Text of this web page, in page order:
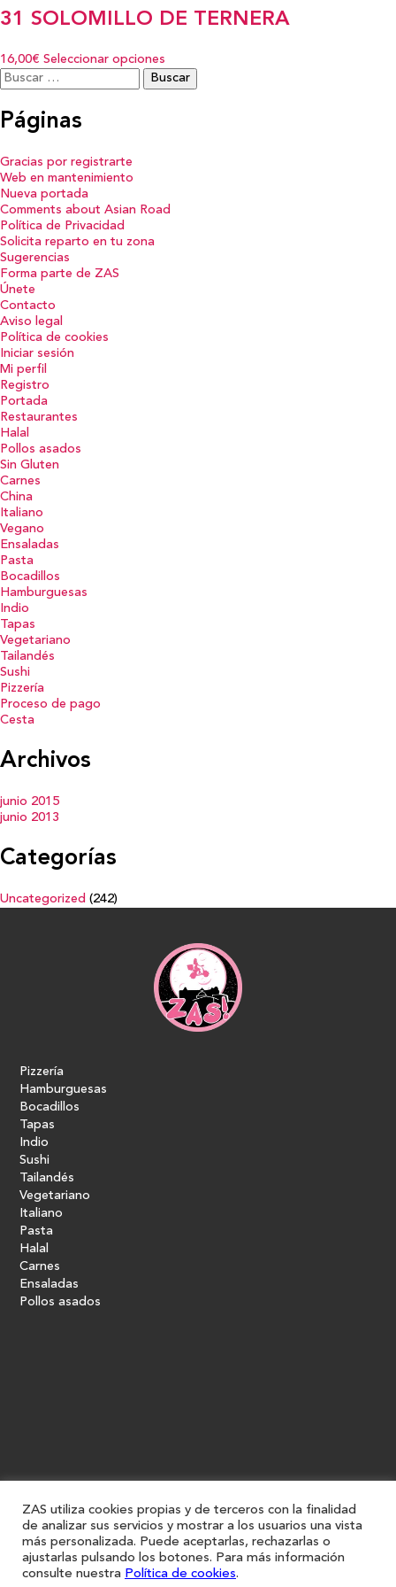
31 SOLOMILLO DE TERNERA
16,00€ Seleccionar opciones
Buscar:
Páginas
Gracias por registrarte
Web en mantenimiento
Nueva portada
Comments about Asian Road
Política de Privacidad
Solicita reparto en tu zona
Sugerencias
Forma parte de ZAS
Únete
Contacto
Aviso legal
Política de cookies
Iniciar sesión
Mi perfil
Registro
Portada
Restaurantes
Halal
Pollos asados
Sin Gluten
Carnes
China
Italiano
Vegano
Ensaladas
Pasta
Bocadillos
Hamburguesas
Indio
Tapas
Vegetariano
Tailandés
Sushi
Pizzería
Proceso de pago
Cesta
Archivos
junio 2015
junio 2013
Categorías
Uncategorized (242)
Pizzería
Hamburguesas
Bocadillos
Tapas
Indio
Sushi
Tailandés
Vegetariano
Italiano
Pasta
Halal
Carnes
Ensaladas
Pollos asados
ZAS utiliza cookies propias y de terceros con la finalidad
de analizar sus servicios y mostrar a los usuarios una vista
más personalizada. Puede aceptarlas, rechazarlas o
ajustarlas pulsando los botones. Para más información
consulte nuestra Política de cookies.